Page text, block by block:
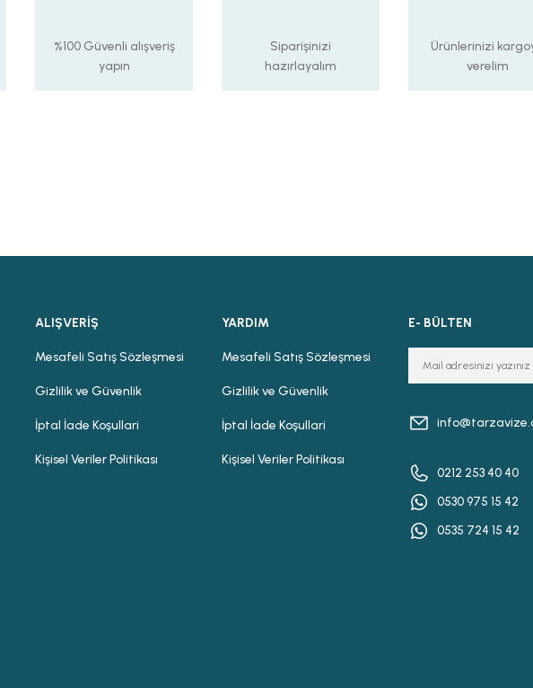
%100 Güvenli alışveriş
yapın
Siparişinizi
hazırlayalım
Ürünlerinizi
verelim
ALIŞVERİŞ
Mesafeli Satış Sözleşmesi
Gizlilik ve Güvenlik
İptal İade Koşullari
Kişisel Veriler Politikası
YARDIM
Mesafeli Satış Sözleşmesi
Gizlilik ve Güvenlik
İptal İade Koşullari
Kişisel Veriler Politikası
E- BÜLTEN
0212 253 40 40
0530 975 15 42
0535 724 15 42